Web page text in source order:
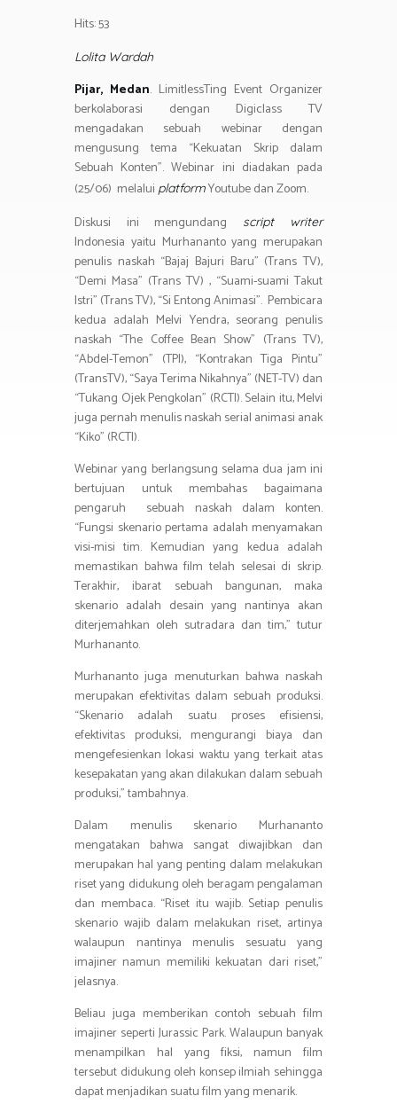
o
ok
p
p
m
ar
e
Hits: 53
Lolita Wardah
Pijar, Medan. LimitlessTing Event Organizer
berkolaborasi dengan Digiclass TV
mengadakan sebuah webinar dengan
mengusung tema “Kekuatan Skrip dalam
Sebuah Konten”. Webinar ini diadakan pada
(25/06) melalui platformYoutube dan Zoom.
Diskusi ini mengundang
script writer
Indonesia yaitu Murhananto yang merupakan
penulis naskah “Bajaj Bajuri Baru” (Trans TV),
“Demi Masa” (Trans TV) , “Suami-suami Takut
Istri” (Trans TV), “Si Entong Animasi”. Pembicara
kedua adalah Melvi Yendra, seorang penulis
naskah “The Coffee Bean Show” (Trans TV),
“Abdel-Temon” (TPI), “Kontrakan Tiga Pintu”
(TransTV), “Saya Terima Nikahnya” (NET-TV) dan
“Tukang Ojek Pengkolan” (RCTI). Selain itu, Melvi
juga pernah menulis naskah serial animasi anak
“Kiko” (RCTI).
Webinar yang berlangsung selama dua jam ini
bertujuan untuk membahas bagaimana
pengaruh sebuah naskah dalam konten.
“Fungsi skenario pertama adalah menyamakan
visi-misi tim. Kemudian yang kedua adalah
memastikan bahwa film telah selesai di skrip.
Terakhir, ibarat sebuah bangunan, maka
skenario adalah desain yang nantinya akan
diterjemahkan oleh sutradara dan tim,” tutur
Murhananto.
Murhananto juga menuturkan bahwa naskah
merupakan efektivitas dalam sebuah produksi.
“Skenario adalah suatu proses efisiensi,
efektivitas produksi, mengurangi biaya dan
mengefesienkan lokasi waktu yang terkait atas
kesepakatan yang akan dilakukan dalam sebuah
produksi,” tambahnya.
Dalam menulis skenario Murhananto
mengatakan bahwa sangat diwajibkan dan
merupakan hal yang penting dalam melakukan
riset yang didukung oleh beragam pengalaman
dan membaca. “Riset itu wajib. Setiap penulis
skenario wajib dalam melakukan riset, artinya
walaupun nantinya menulis sesuatu yang
imajiner namun memiliki kekuatan dari riset,”
jelasnya.
Beliau juga memberikan contoh sebuah film
imajiner seperti Jurassic Park. Walaupun banyak
menampilkan hal yang fiksi, namun film
tersebut didukung oleh konsep ilmiah sehingga
dapat menjadikan suatu film yang menarik.